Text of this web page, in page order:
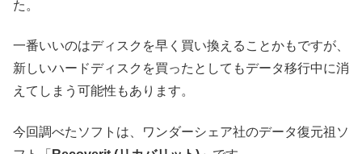
た。
一番いいのはディスクを早く買い換えることかもですが、
新しいハードディスクを買ったとしてもデータ移行中に消
えてしまう可能性もあります。
今回調べたソフトは、ワンダーシェア社のデータ復元祖ソ